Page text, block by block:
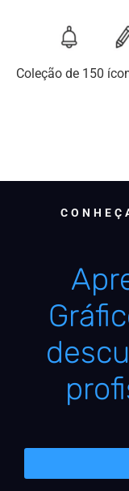
Coleção de 150